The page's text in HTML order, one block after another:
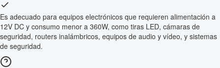
Es adecuado para equipos electrónicos que requieren alimentación a
12V DC y consumo menor a 360W, como tiras LED, cámaras de
seguridad, routers inalámbricos, equipos de audio y vídeo, y sistemas
de seguridad.